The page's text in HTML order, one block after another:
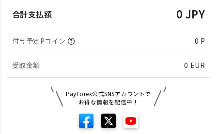
合計支払額 0 JPY
付与予定Pコイン 0 P
受取金額 0 EUR
PayForex公式SNSアカウントで
お得な情報を配信中！